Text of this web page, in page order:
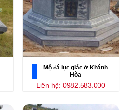
Mộ đá lục giác ở Khánh
Hòa
Liên hệ: 0982.583.000